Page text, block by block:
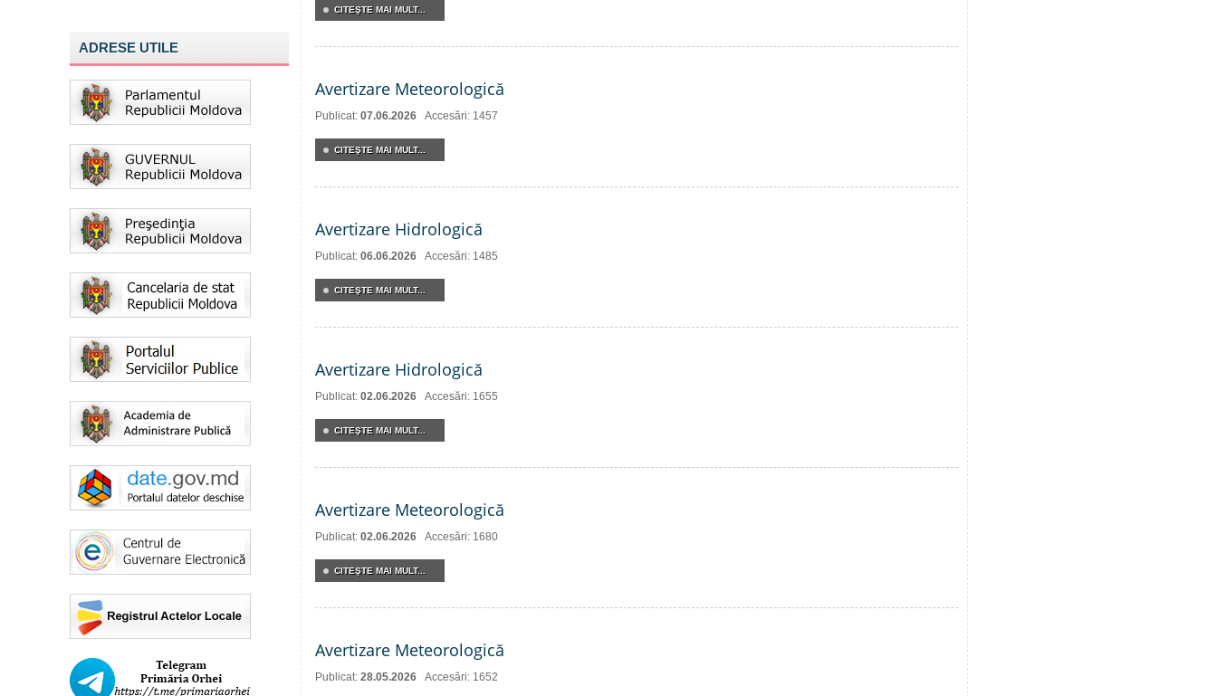
ADRESE UTILE
CITEŞTE MAI MULT...
Avertizare Meteorologică
Publicat: 07.06.2026 Accesări: 1457
CITEŞTE MAI MULT...
Avertizare Hidrologică
Publicat: 06.06.2026 Accesări: 1485
CITEŞTE MAI MULT...
Avertizare Hidrologică
Publicat: 02.06.2026 Accesări: 1655
CITEŞTE MAI MULT...
Avertizare Meteorologică
Publicat: 02.06.2026 Accesări: 1680
CITEŞTE MAI MULT...
Avertizare Meteorologică
Publicat: 28.05.2026 Accesări: 1652